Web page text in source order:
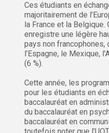
Ces étudiants en
majoritairement de
la France et la Belgique.
enregistre une légère
pays non francophones,
l’Espagne, le Mexique,
(6 %).
Cette année, les
pour les étudiants en
baccalauréat en
du baccalauréat en
baccalauréat en